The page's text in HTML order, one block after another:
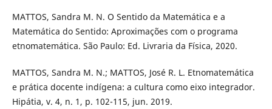
MATTOS, Sandra M. N. O Sentido da Matemática e a
Matemática do Sentido: Aproximações com o programa
etnomatemática. São Paulo: Ed. Livraria da Física, 2020.
MATTOS, Sandra M. N.; MATTOS, José R. L. Etnomatemática
e prática docente indígena: a cultura como eixo integrador.
Hipátia, v. 4, n. 1, p. 102-115, jun. 2019.